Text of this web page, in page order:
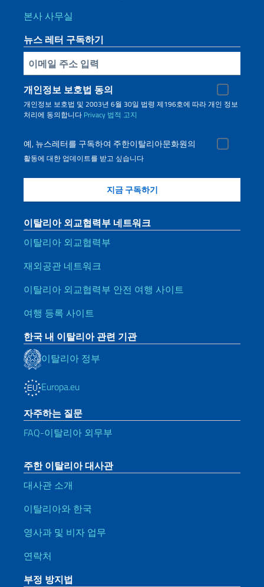
본사 사무실
뉴스 레터 구독하기
Inserisci la tua email
개인정보 보호법 동의
개인정보 보호법 및 2003년 6월 30일 법령 제196호에 따라 개인 정보
처리에 동의합니다 Privacy 법적 고지
예, 뉴스레터를 구독하여 주한이탈리아문화원의
활동에 대한 업데이트를 받고 싶습니다
이탈리아 외교협력부 네트워크
이탈리아 외교협력부
재외공관 네트워크
이탈리아 외교협력부 안전 여행 사이트
여행 등록 사이트
한국 내 이탈리아 관련 기관
이탈리아 정부
Europa.eu
자주하는 질문
FAQ-이탈리아 외무부
주한 이탈리아 대사관
대사관 소개
이탈리아와 한국
영사과 및 비자 업무
연락처
부정 방지법